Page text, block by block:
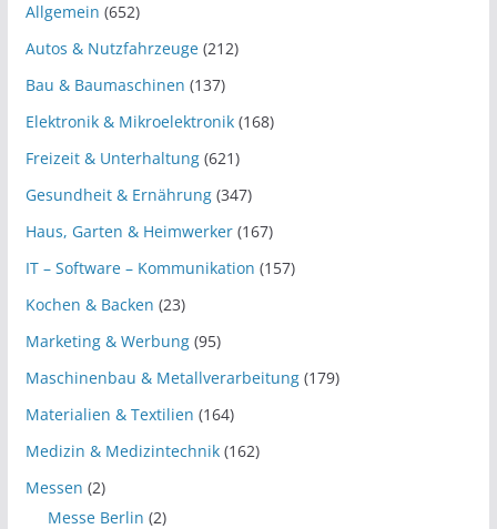
Allgemein (652)
Autos & Nutzfahrzeuge(212)
Bau & Baumaschinen (137)
Elektronik & Mikroelektronik(168)
Freizeit & Unterhaltung(621)
Gesundheit & Ernährung(347)
Haus, Garten & Heimwerker(167)
IT – Software – Kommunikation (157)
Kochen & Backen (23)
Marketing & Werbung(95)
Maschinenbau & Metallverarbeitung(179)
Materialien & Textilien (164)
Medizin & Medizintechnik(162)
Messen (2)
Messe Berlin (2)